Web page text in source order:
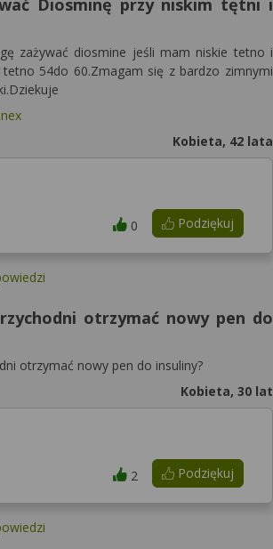
Diosminę przy niskim tętni i
zażywać diosmine jeśli mam niskie tetno i
tetno 54do 60.Zmagam się z bardzo zimnymi
Kobieta, 42 lata
Podziękuj
0
otrzymać nowy pen do
otrzymać nowy pen do insuliny?
Kobieta, 30 lat
Podziękuj
2